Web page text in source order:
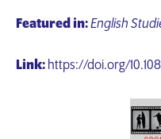
Featured in:English
Link: https://doi.org/